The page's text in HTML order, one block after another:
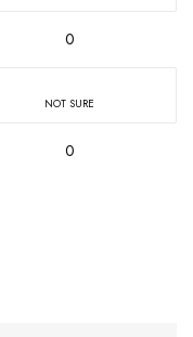
0
NOT SURE
0